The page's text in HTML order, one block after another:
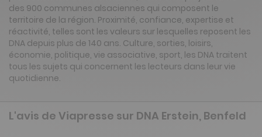
des 900 communes alsaciennes qui composent le
territoire de la région. Proximité, confiance, expertise et
réactivité, telles sont les valeurs sur lesquelles reposent les
DNA depuis plus de 140 ans. Culture, sorties, loisirs,
économie, politique, vie associative, sport, les DNA traitent
tous les sujets qui concernent les lecteurs dans leur vie
quotidienne.
L'avis de Viapresse sur DNA Erstein, Benfeld